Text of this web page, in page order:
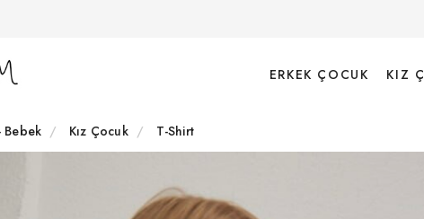
ERKEK ÇOCUK KIZ
Bebek Kız Çocuk T-Shirt